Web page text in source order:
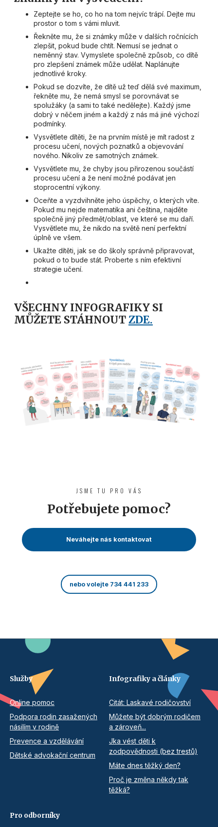
Zeptejte se ho, co ho na tom nejvíc trápí. Dejte mu
prostor o tom s vámi mluvit.
Řekněte mu, že si známky může v dalších ročnících
zlepšit, pokud bude chtít. Nemusí se jednat o
neměnný stav. Vymyslete společně způsob, co dítě
pro zlepšení známek může udělat. Naplánujte
jednotlivé kroky.
Pokud se dozvíte, že dítě už teď dělá své maximum,
řekněte mu, že nemá smysl se porovnávat se
spolužáky (a sami to také nedělejte). Každý jsme
dobrý v něčem jiném a každý z nás má jiné výchozí
podmínky.
Vysvětlete dítěti, že na prvním místě je mít radost z
procesu učení, nových poznatků a objevování
nového. Nikoliv ze samotných známek.
Vysvětlete mu, že chyby jsou přirozenou součástí
procesu učení a že není možné podávat jen
stoprocentní výkony.
Oceňte a vyzdvihněte jeho úspěchy, o kterých víte.
Pokud mu nejde matematika ani čeština, najděte
společně jiný předmět/oblast, ve které se mu daří.
Vysvětlete mu, že nikdo na světě není perfektní
úplně ve všem.
Ukažte dítěti, jak se do školy správně připravovat,
pokud o to bude stát. Proberte s ním efektivní
strategie učení.
VŠECHNY INFOGRAFIKY SI
MŮŽETE STÁHNOUTZDE.
JSME TU PRO VÁS
Potřebujete pomoc?
Neváhejte nás kontaktovat
nebo volejte 734 441 233
Služby
Online pomoc
Podpora rodin zasažených
násilím v rodině
Prevence a vzdělávání
Dětské advokační centrum
Infografiky a články
Citát: Laskavé rodičovství
Můžete být dobrým rodičem
a zároveň...
Jka vést děti k
zodpovědnosti (bez trestů)
Máte dnes těžký den?
Proč je změna někdy tak
těžká?
Pro odborníky